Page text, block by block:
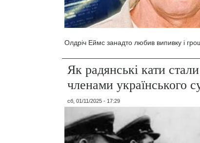
Олдріч Еймс занадто любив випивку і
Як радянські кати
членами українського
сб, 01/11/2025 - 17:29